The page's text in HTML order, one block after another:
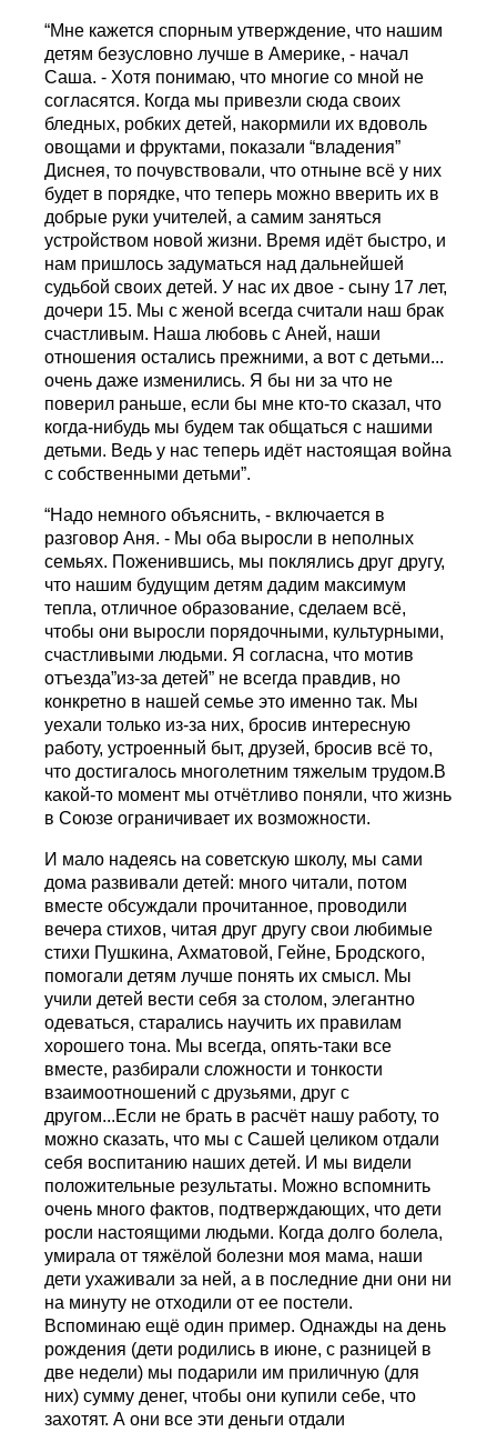
“Мне кажется спорным утверждение, что нашим
детям безусловно лучше в Америке, - начал
Саша. - Хотя понимаю, что многие со мной не
согласятся. Когда мы привезли сюда своих
бледных, робких детей, накормили их вдоволь
овощами и фруктами, показали “владения”
Диснея, то почувствовали, что отныне всё у них
будет в порядке, что теперь можно вверить их в
добрые руки учителей, а самим заняться
устройством новой жизни. Время идёт быстро, и
нам пришлось задуматься над дальнейшей
судьбой своих детей. У нас их двое - сыну 17 лет,
дочери 15. Мы с женой всегда считали наш брак
счастливым. Наша любовь с Аней, наши
отношения остались прежними, а вот с детьми...
очень даже изменились. Я бы ни за что не
поверил раньше, если бы мне кто-то сказал, что
когда-нибудь мы будем так общаться с нашими
детьми. Ведь у нас теперь идёт настоящая война
с собственными детьми”.
“Надо немного объяснить, - включается в
разговор Аня. - Мы оба выросли в неполных
семьях. Поженившись, мы поклялись друг другу,
что нашим будущим детям дадим максимум
тепла, отличное образование, сделаем всё,
чтобы они выросли порядочными, культурными,
счастливыми людьми. Я согласна, что мотив
отъезда”из-за детей” не всегда правдив, но
конкретно в нашей семье это именно так. Мы
уехали только из-за них, бросив интересную
работу, устроенный быт, друзей, бросив всё то,
что достигалось многолетним тяжелым трудом.В
какой-то момент мы отчётливо поняли, что жизнь
в Союзе ограничивает их возможности.
И мало надеясь на советскую школу, мы сами
дома развивали детей: много читали, потом
вместе обсуждали прочитанное, проводили
вечера стихов, читая друг другу свои любимые
стихи Пушкина, Ахматовой, Гейне, Бродского,
помогали детям лучше понять их смысл. Мы
учили детей вести себя за столом, элегантно
одеваться, старались научить их правилам
хорошего тона. Мы всегда, опять-таки все
вместе, разбирали сложности и тонкости
взаимоотношений с друзьями, друг с
другом...Если не брать в расчёт нашу работу, то
можно сказать, что мы с Сашей целиком отдали
себя воспитанию наших детей. И мы видели
положительные результаты. Можно вспомнить
очень много фактов, подтверждающих, что дети
росли настоящими людьми. Когда долго болела,
умирала от тяжёлой болезни моя мама, наши
дети ухаживали за ней, а в последние дни они ни
на минуту не отходили от ее постели.
Вспоминаю ещё один пример. Однажды на день
рождения (дети родились в июне, с разницей в
две недели) мы подарили им приличную (для
них) сумму денег, чтобы они купили себе, что
захотят. А они все эти деньги отдали